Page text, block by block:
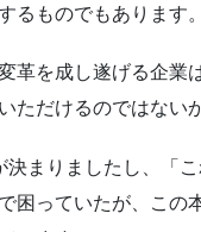
るものでもあります。
革を成し遂げる企業
だけるのではない
まりましたし、「
困っていたが、この